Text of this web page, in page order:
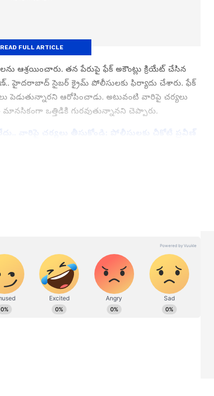
ఆశ్రయించారు. తన పేరుపై ఫేక్‌ అకౌంట్లు క్రియేట్‌ చేసిన
హైదరాబాద్ సైబర్ క్రైమ్ పోలీసులకు ఫిర్యాదు చేశారు. ఫేక్
పెడుతున్నారని ఆరోపించాడు. అటువంటి వారిపై చర్యలు
ఒత్తిడికి గురవుతున్నానని చెప్పారు.
వారిపై చర్యలు తీసుకోండి: పోలీసులకు చీకోటీ ప్రవీణ్
READ FULL ARTICLE